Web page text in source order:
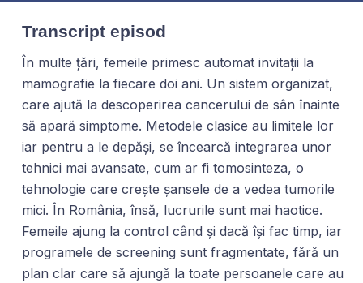
Transcript episod
În multe țări, femeile primesc automat invitații la
mamografie la fiecare doi ani. Un sistem organizat,
care ajută la descoperirea cancerului de sân înainte
să apară simptome. Metodele clasice au limitele lor
iar pentru a le depăși, se încearcă integrarea unor
tehnici mai avansate, cum ar fi tomosinteza, o
tehnologie care crește șansele de a vedea tumorile
mici. În România, însă, lucrurile sunt mai haotice.
Femeile ajung la control când și dacă își fac timp, iar
programele de screening sunt fragmentate, fără un
plan clar care să ajungă la toate persoanele care au